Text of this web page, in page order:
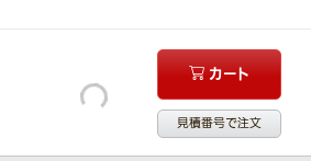
カート
見積番号で注文